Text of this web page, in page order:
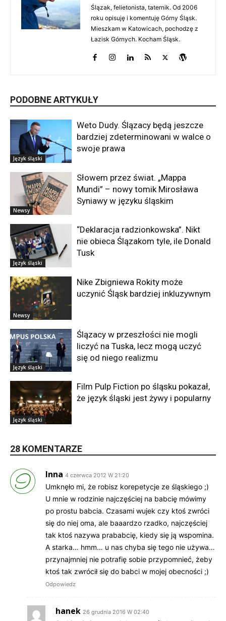
Ślązak, felietonista, taternik. Od 2006
roku opisuję i komentuję Górny Śląsk.
Mieszkam w Katowicach, pochodzę z
Łazisk Górnych. Kocham Śląsk.
PODOBNE ARTYKUŁY
Język śląski
Weto Dudy. Ślązacy będą jeszcze
bardziej zdeterminowani w walce o
swoje prawa
Newsy
Słowem przez świat. „Mappa
Mundi” – nowy tomik Mirosława
Syniawy w języku śląskim
Język śląski
“Deklaracja radzionkowska”. Nikt
nie obieca Ślązakom tyle, ile Donald
Tusk
Newsy
Nike Zbigniewa Rokity może
uczynić Śląsk bardziej inkluzywnym
Język śląski
Ślązacy w przeszłości nie mogli
liczyć na Tuska, lecz mogą uczyć
się od niego realizmu
Język śląski
Film Pulp Fiction po śląsku pokazał,
że język śląski jest żywy i popularny
28 KOMENTARZE
Inna 4 czerwca 2012 W 21:20
Umknęło mi, że robisz korepetycje ze śląskiego ;)
U mnie w rodzinie najczęściej na babcię mówimy
po prostu babcia. Czasami wujek czy ktoś zwróci
się do niej oma, ale baaardzo rzadko, najczęściej
tak ktoś nazywa prababcię, kiedy się ją wspomina.
A starka… hmm… u nas chyba się tego nie używa…
przynajmniej nie potrafię sobie przypomnieć, żeby
ktoś tak zwrócił się do babci w mojej obecności ;)
Odpowiedz
hanek 26 grudnia 2016 W 02:40